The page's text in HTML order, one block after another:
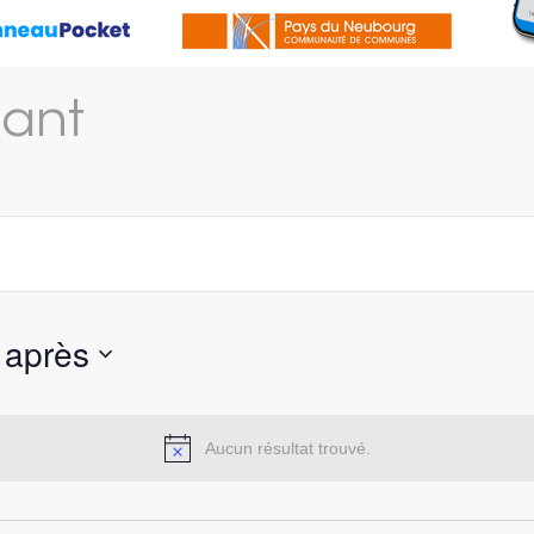
Aucun résultat trouvé.